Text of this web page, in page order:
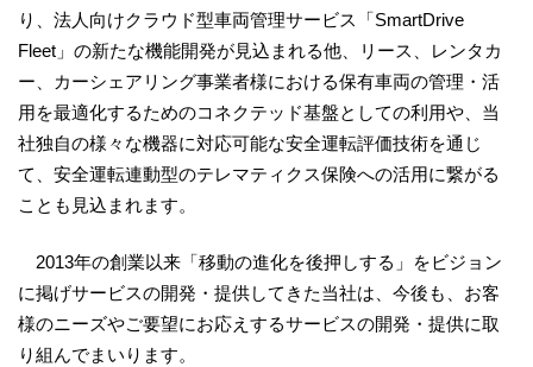
り、法人向けクラウド型車両管理サービス「SmartDrive
Fleet」の新たな機能開発が見込まれる他、リース、レンタカ
ー、カーシェアリング事業者様における保有車両の管理・活
用を最適化するためのコネクテッド基盤としての利用や、当
社独自の様々な機器に対応可能な安全運転評価技術を通じ
て、安全運転連動型のテレマティクス保険への活用に繋がる
ことも見込まれます。
2013年の創業以来「移動の進化を後押しする」をビジョン
に掲げサービスの開発・提供してきた当社は、今後も、お客
様のニーズやご要望にお応えするサービスの開発・提供に取
り組んでまいります。